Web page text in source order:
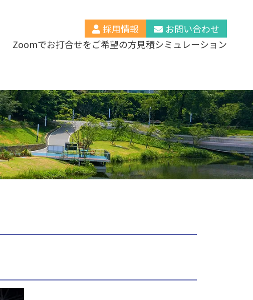
採用情報
お問い合わせ
Zoomでお打合せをご希望の方見積シミュレーション